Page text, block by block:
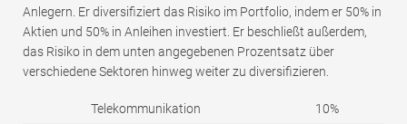
Anlegern. Er diversifiziert das Risiko im Portfolio, indem er 50% in
Aktien und 50% in Anleihen investiert. Er beschließt außerdem,
das Risiko in dem unten angegebenen Prozentsatz über
verschiedene Sektoren hinweg weiter zu diversifizieren.
Telekommunikation 10%